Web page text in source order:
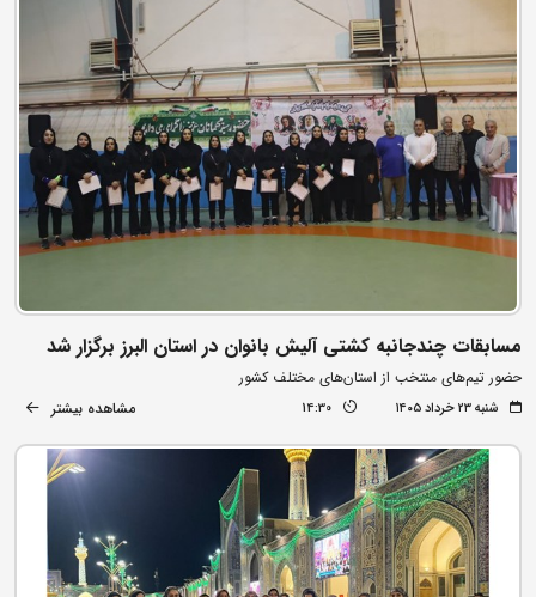
مسابقات چندجانبه کشتی آلیش بانوان در استان البرز برگزار شد
حضور تیم‌های منتخب از استان‌های مختلف کشور
شنبه ۲۳ خرداد ۱۴۰۵ 14:30 مشاهده بیشتر